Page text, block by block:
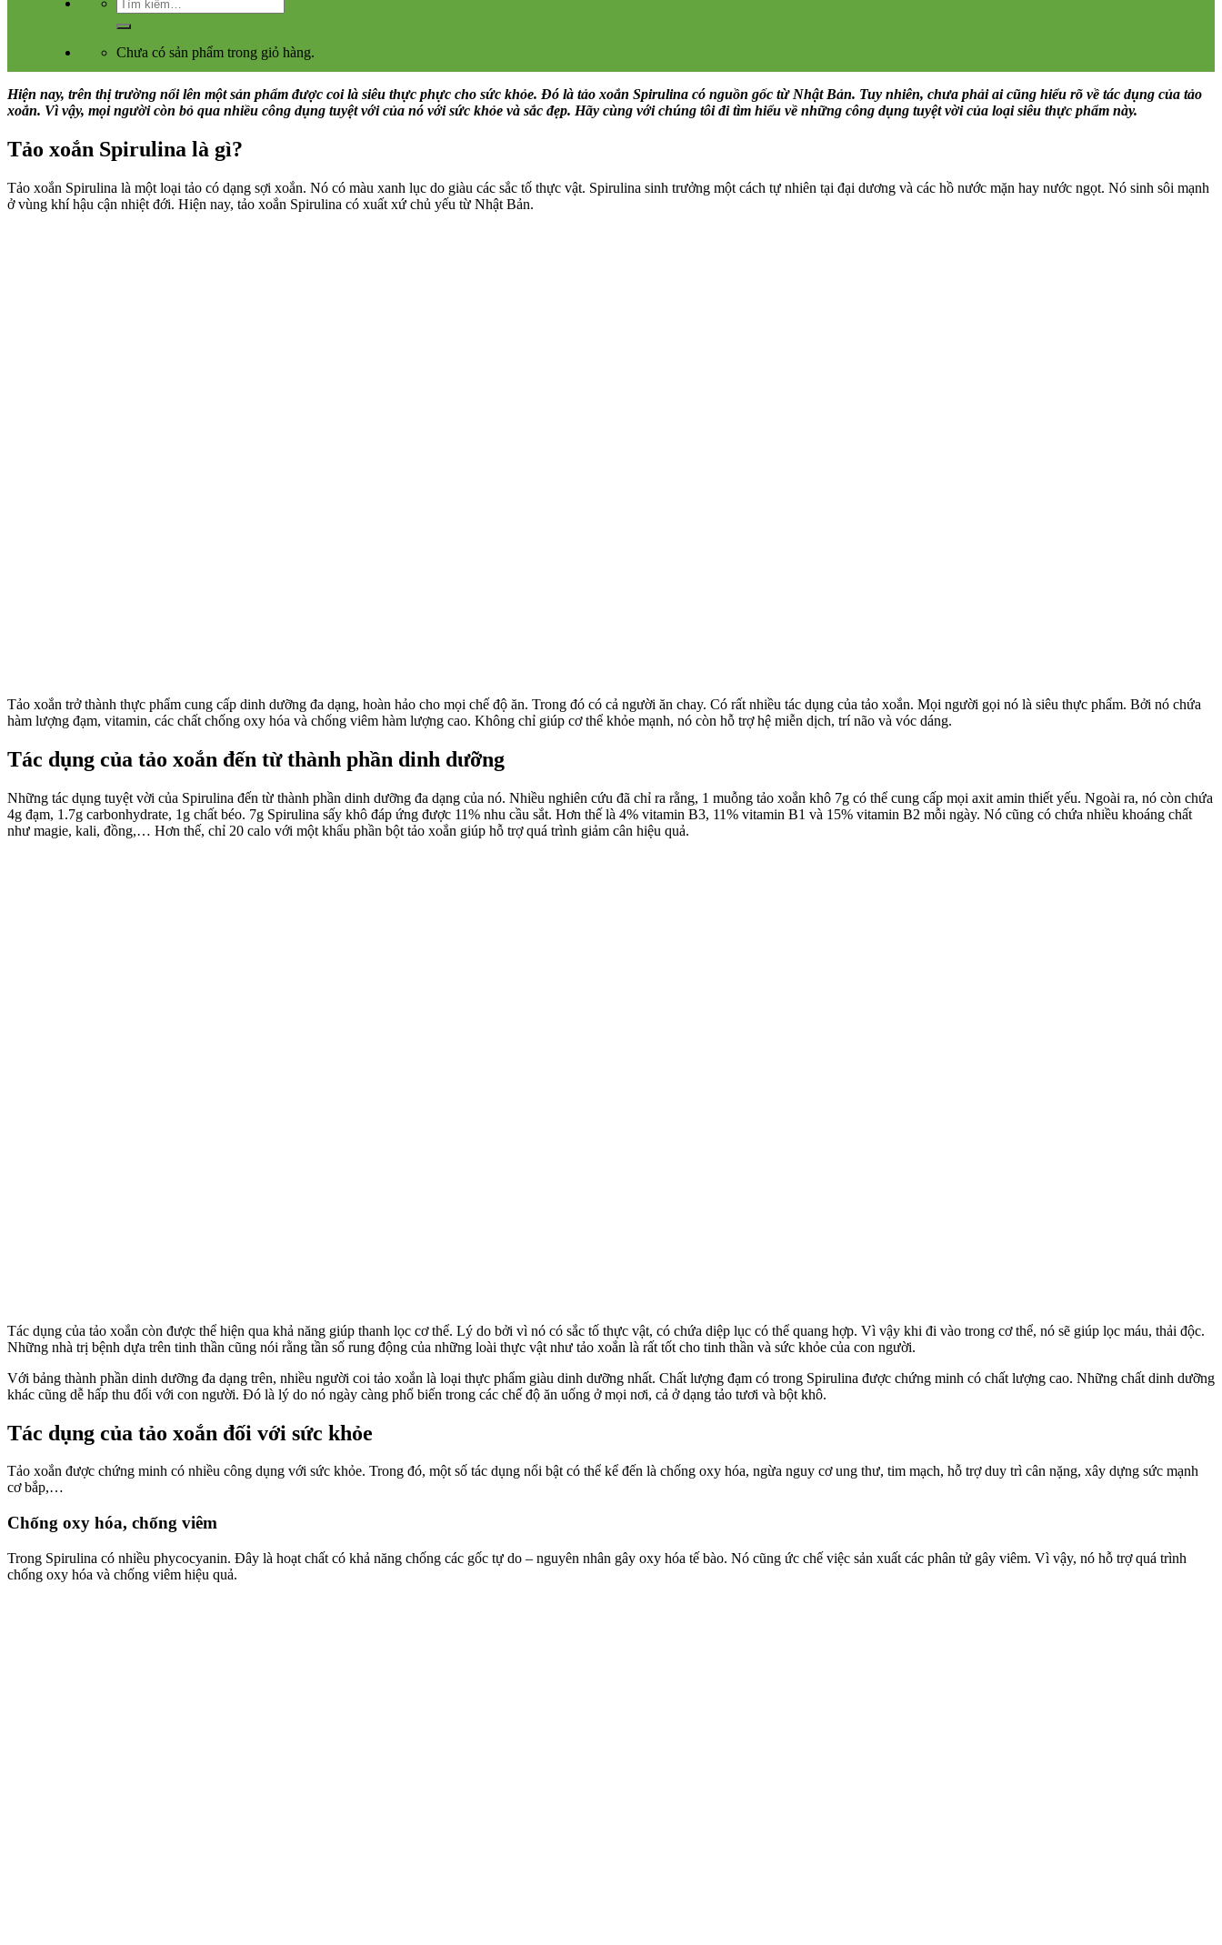
kiếm:
Chưa có sản phẩm trong giỏ hàng.
Hiện nay, trên thị trường nổi lên một sản phẩm được coi là siêu thực phực cho sức khỏe. Đó là tảo xoắn Spirulina có nguồn gốc từ Nhật Bản. Tuy nhiên, chưa phải ai cũng hiểu rõ về tác dụng của tảo
xoắn. Vì vậy, mọi người còn bỏ qua nhiều công dụng tuyệt với của nó với sức khỏe và sắc đẹp. Hãy cùng với chúng tôi đi tìm hiểu về những công dụng tuyệt vời của loại siêu thực phẩm này.
Tảo xoắn Spirulina là gì?
Tảo xoắn Spirulina là một loại tảo có dạng sợi xoắn. Nó có màu xanh lục do giàu các sắc tố thực vật. Spirulina sinh trưởng một cách tự nhiên tại đại dương và các hồ nước mặn hay nước ngọt. Nó sinh sôi mạnh
ở vùng khí hậu cận nhiệt đới. Hiện nay, tảo xoắn Spirulina có xuất xứ chủ yếu từ Nhật Bản.
Tảo xoắn trở thành thực phẩm cung cấp dinh dưỡng đa dạng, hoàn hảo cho mọi chế độ ăn. Trong đó có cả người ăn chay. Có rất nhiều tác dụng của tảo xoắn. Mọi người gọi nó là siêu thực phẩm. Bởi nó chứa
hàm lượng đạm, vitamin, các chất chống oxy hóa và chống viêm hàm lượng cao. Không chỉ giúp cơ thể khỏe mạnh, nó còn hỗ trợ hệ miễn dịch, trí não và vóc dáng.
Tác dụng của tảo xoắn đến từ thành phần dinh dưỡng
Những tác dụng tuyệt vời của Spirulina đến từ thành phần dinh dưỡng đa dạng của nó. Nhiều nghiên cứu đã chỉ ra rằng, 1 muỗng tảo xoắn khô 7g có thể cung cấp mọi axit amin thiết yếu. Ngoài ra, nó còn chứa
4g đạm, 1.7g carbonhydrate, 1g chất béo. 7g Spirulina sấy khô đáp ứng được 11% nhu cầu sắt. Hơn thế là 4% vitamin B3, 11% vitamin B1 và 15% vitamin B2 mỗi ngày. Nó cũng có chứa nhiều khoáng chất
như magie, kali, đồng,… Hơn thế, chỉ 20 calo với một khẩu phần bột tảo xoắn giúp hỗ trợ quá trình giảm cân hiệu quả.
Tác dụng của tảo xoắn còn được thể hiện qua khả năng giúp thanh lọc cơ thể. Lý do bởi vì nó có sắc tố thực vật, có chứa diệp lục có thể quang hợp. Vì vậy khi đi vào trong cơ thể, nó sẽ giúp lọc máu, thải độc.
Những nhà trị bệnh dựa trên tinh thần cũng nói rằng tần số rung động của những loài thực vật như tảo xoắn là rất tốt cho tinh thần và sức khỏe của con người.
Với bảng thành phần dinh dưỡng đa dạng trên, nhiều người coi tảo xoắn là loại thực phẩm giàu dinh dưỡng nhất. Chất lượng đạm có trong Spirulina được chứng minh có chất lượng cao. Những chất dinh dưỡng
khác cũng dễ hấp thu đối với con người. Đó là lý do nó ngày càng phổ biến trong các chế độ ăn uống ở mọi nơi, cả ở dạng tảo tươi và bột khô.
Tác dụng của tảo xoắn đối với sức khỏe
Tảo xoắn được chứng minh có nhiều công dụng với sức khỏe. Trong đó, một số tác dụng nổi bật có thể kể đến là chống oxy hóa, ngừa nguy cơ ung thư, tim mạch, hỗ trợ duy trì cân nặng, xây dựng sức mạnh
cơ bắp,…
Chống oxy hóa, chống viêm
Trong Spirulina có nhiều phycocyanin. Đây là hoạt chất có khả năng chống các gốc tự do – nguyên nhân gây oxy hóa tế bào. Nó cũng ức chế việc sản xuất các phân tử gây viêm. Vì vậy, nó hỗ trợ quá trình
chống oxy hóa và chống viêm hiệu quả.